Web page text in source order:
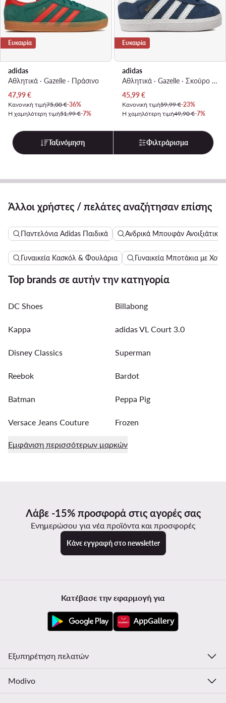
Ευκαιρία
adidas
Αθλητικά · Gazelle · Πράσινο
Τρέχουσα τιμή
47,99€
Κανονική τιμή75,00 €-36%
Η χαμηλότερη τιμή51,99 €-7%
Ευκαιρία
adidas
Αθλητικά · Gazelle · Σκούρο μπλε
Τρέχουσα τιμή
45,99€
Κανονική τιμή59,99 €-23%
Η χαμηλότερη τιμή49,90 €-7%
Ταξινόμηση Φιλτράρισμα
Άλλοι χρήστες / πελάτες αναζήτησαν επίσης
Παντελόνια Adidas Παιδικά Ανδρικά Μπουφάν Ανοιξιάτικα
Γυναικεία Κασκόλ & Φουλάρια Γυναικεία Μποτάκια με
Top brands σε αυτήν την κατηγορία
DC Shoes Billabong
Kappa adidas VL Court 3.0
Disney Classics Superman
Reebok Bardot
Batman Peppa Pig
Versace Jeans Couture Frozen
Εμφάνιση περισσότερων μαρκών
Λάβε -15% προσφορά στις αγορές σας
Ενημερώσου για νέα προϊόντα και προσφορές
Κάνε εγγραφή στο newsletter
Κατέβασε την εφαρμογή για
Εξυπηρέτηση πελατών
Modivo